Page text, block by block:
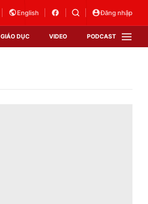
English Đăng nhập
GIÁO DỤC VIDEO PODCAST
VTV Sức khoẻ